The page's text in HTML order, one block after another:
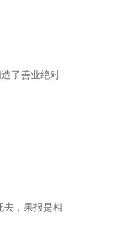
了善业绝对
去，果报是相